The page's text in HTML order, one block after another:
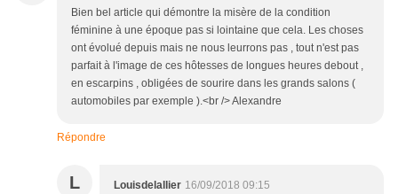
Bien bel article qui démontre la misère de la condition
féminine à une époque pas si lointaine que cela. Les choses
ont évolué depuis mais ne nous leurrons pas , tout n'est pas
parfait à l'image de ces hôtesses de longues heures debout ,
en escarpins , obligées de sourire dans les grands salons (
automobiles par exemple ).<br /> Alexandre
Répondre
L Louisdelallier 16/09/2018 09:15